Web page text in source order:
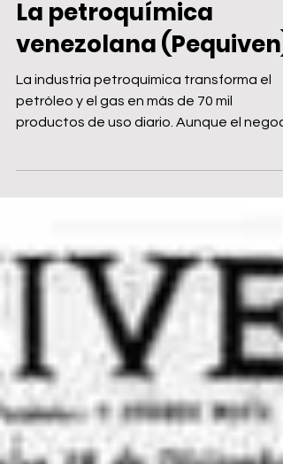
Eddie Ramírez
La petroquímica
venezolana (Pequiven)
ingresos, el petroquímico produce mayor
valor agregado y en muchos productos
genera mejores márgenes de
China, Estados Unidos, Arabia Saudita
los principales productores. También
Alemania, Japón y Corea del Sur, que no
disponen de petróleo, ni de gas, pero
tienen alta tecnología. Venezuela tiene
grandes r